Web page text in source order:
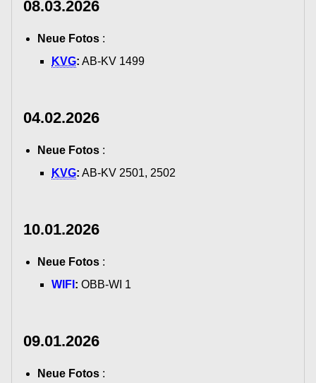
08.03.2026
Neue Fotos :
KVG: AB-KV 1499
04.02.2026
Neue Fotos :
KVG: AB-KV 2501, 2502
10.01.2026
Neue Fotos :
WIFI : OBB-WI 1
09.01.2026
Neue Fotos :